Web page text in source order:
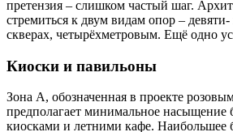
претензия – слишком частый шаг.
стремиться к двум видам опор –
скверах, четырёхметровым. Ещё одно
Киоски и павильоны
Зона А, обозначенная в проекте
предполагает минимальное насыщение
киосками и летними кафе. Наибольшее